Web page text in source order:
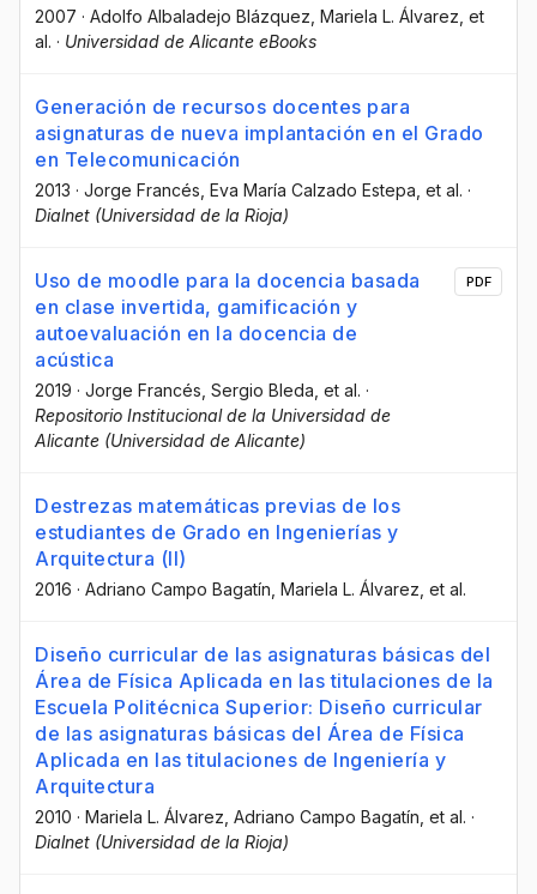
2007 · Adolfo Albaladejo Blázquez , Mariela L. Álvarez , et
al. · Universidad de Alicante eBooks
Generación de recursos docentes para
asignaturas de nueva implantación en el Grado
en Telecomunicación
2013 · Jorge Francés , Eva María Calzado Estepa , et al. ·
Dialnet (Universidad de la Rioja)
Uso de moodle para la docencia basada
en clase invertida, gamificación y
autoevaluación en la docencia de
acústica
2019 · Jorge Francés , Sergio Bleda , et al. ·
Repositorio Institucional de la Universidad de
Alicante (Universidad de Alicante)
PDF
Destrezas matemáticas previas de los
estudiantes de Grado en Ingenierías y
Arquitectura (II)
2016 · Adriano Campo Bagatín , Mariela L. Álvarez , et al.
Diseño curricular de las asignaturas básicas del
Área de Física Aplicada en las titulaciones de la
Escuela Politécnica Superior: Diseño curricular
de las asignaturas básicas del Área de Física
Aplicada en las titulaciones de Ingeniería y
Arquitectura
2010 · Mariela L. Álvarez , Adriano Campo Bagatín , et al. ·
Dialnet (Universidad de la Rioja)